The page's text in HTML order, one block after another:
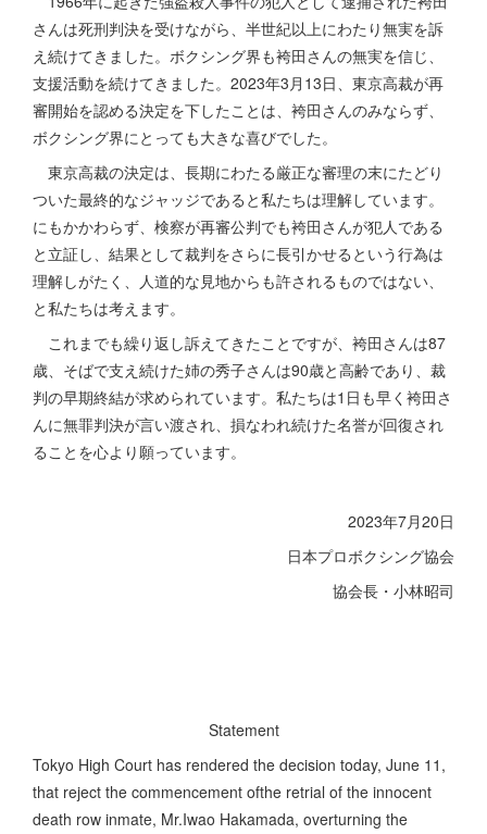
さんは死刑判決を受けながら、半世紀以上にわたり無実を訴
え続けてきました。ボクシング界も袴田さんの無実を信じ、
支援活動を続けてきました。2023年3月13日、東京高裁が再
審開始を認める決定を下したことは、袴田さんのみならず、
ボクシング界にとっても大きな喜びでした。
東京高裁の決定は、長期にわたる厳正な審理の末にたどり
ついた最終的なジャッジであると私たちは理解しています。
にもかかわらず、検察が再審公判でも袴田さんが犯人である
と立証し、結果として裁判をさらに長引かせるという行為は
理解しがたく、人道的な見地からも許されるものではない、
と私たちは考えます。
これまでも繰り返し訴えてきたことですが、袴田さんは87
歳、そばで支え続けた姉の秀子さんは90歳と高齢であり、裁
判の早期終結が求められています。私たちは1日も早く袴田さ
んに無罪判決が言い渡され、損なわれ続けた名誉が回復され
ることを心より願っています。
2023年7月20日
日本プロボクシング協会
協会長・小林昭司
Statement
Tokyo High Court has rendered the decision today, June 11,
that reject the commencement ofthe retrial of the innocent
death row inmate, Mr.Iwao Hakamada, overturning the